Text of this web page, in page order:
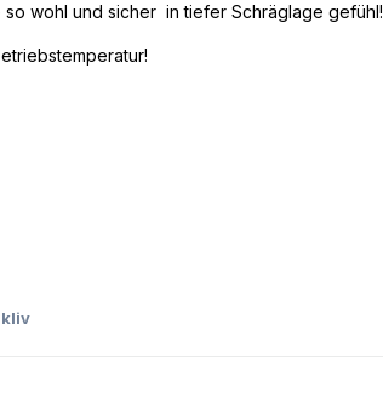
wohl und sicher in tiefer Schräglage gefühl!